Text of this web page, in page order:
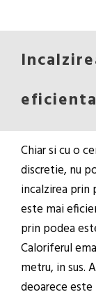
eficienta
Chiar si cu o
discretie, nu
incalzirea prin
este mai
prin podea
Caloriferul
metru, in sus.
deoarece este